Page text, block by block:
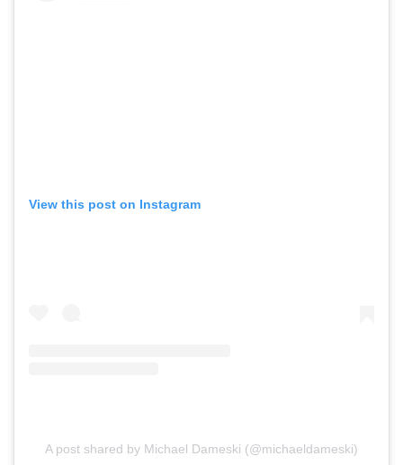
View this post on Instagram
A post shared by Michael Dameski (@michaeldameski)